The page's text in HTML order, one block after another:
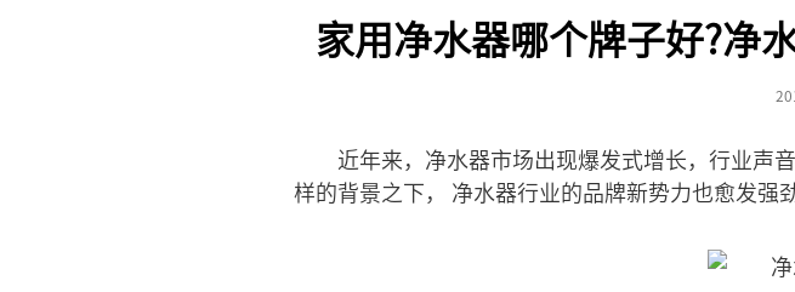
家用净水器哪个牌子好?净
近年来，净水器市场出现爆发式增长，行业声
样的背景之下， 净水器行业的品牌新势力也愈发强劲